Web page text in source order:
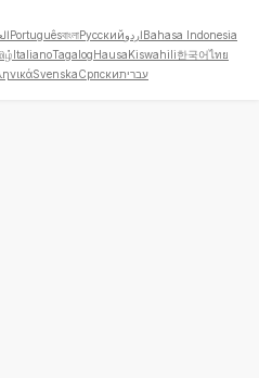
PortuguêsবাংলাРусскийاردوBahasa Indonesia
ItalianoTagalogHausaKiswahili한국어ไทย
SvenskaСрпскиעברית